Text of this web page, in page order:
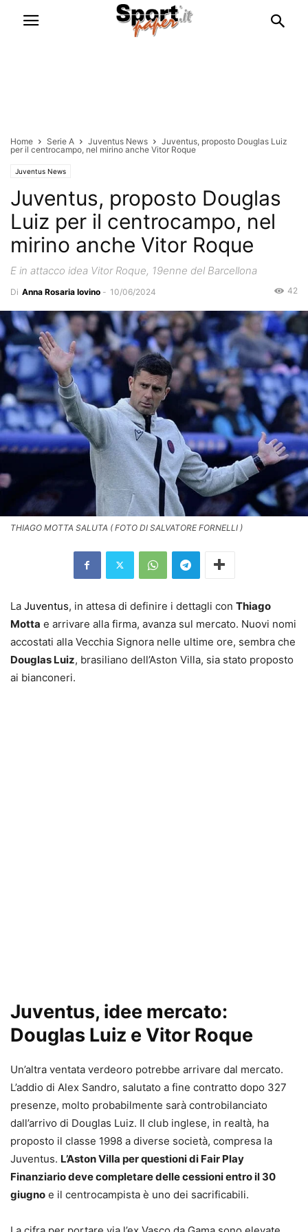
Home Serie A Juventus News
Juventus, proposto Douglas Luiz
per il centrocampo, nel mirino anche Vitor Roque
Juventus News
Juventus, proposto Douglas
Luiz per il centrocampo, nel
mirino anche Vitor Roque
E in attacco idea Vitor Roque, 19enne del Barcellona
Di Anna Rosaria Iovino - 10/06/2024 42
THIAGO MOTTA SALUTA ( FOTO DI SALVATORE FORNELLI )
La Juventus, in attesa di definire i dettagli con Thiago
Motta e arrivare alla firma, avanza sul mercato. Nuovi nomi
accostati alla Vecchia Signora nelle ultime ore, sembra che
Douglas Luiz, brasiliano dell’Aston Villa, sia stato proposto
ai bianconeri.
Juventus, idee mercato:
Douglas Luiz e Vitor Roque
Un’altra ventata verdeoro potrebbe arrivare dal mercato.
L’addio di Alex Sandro, salutato a fine contratto dopo 327
presenze, molto probabilmente sarà controbilanciato
dall’arrivo di Douglas Luiz. Il club inglese, in realtà, ha
proposto il classe 1998 a diverse società, compresa la
Juventus. L’Aston Villa per questioni di Fair Play
Finanziario deve completare delle cessioni entro il 30
giugno e il centrocampista è uno dei sacrificabili.